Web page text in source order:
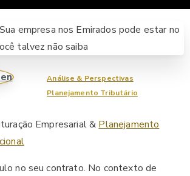
Análise & Perspectivas
Planejamento Tributário
Empresarial &Planejamento
no seu contrato. No contexto de